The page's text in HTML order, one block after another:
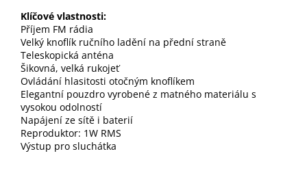
Klíčové vlastnosti:
Příjem FM rádia
Velký knoflík ručního ladění na přední straně
Teleskopická anténa
Šikovná, velká rukojeť
Ovládání hlasitosti otočným knoflíkem
Elegantní pouzdro vyrobené z matného materiálu s
vysokou odolností
Napájení ze sítě i baterií
Reproduktor: 1W RMS
Výstup pro sluchátka